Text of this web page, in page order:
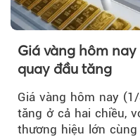
Giá vàng hôm
quay đầu tăng
Giá vàng hôm nay
tăng ở cả hai chiều,
thương hiệu lớn